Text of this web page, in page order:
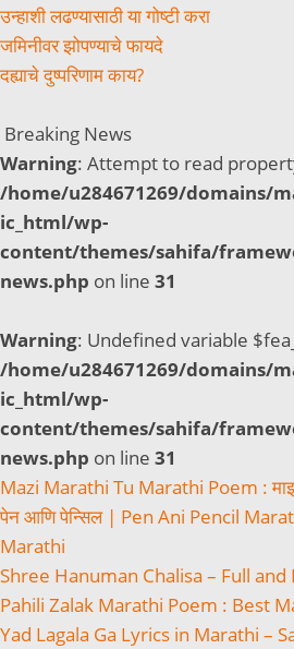
उन्हाशी लढण्यासाठी या गोष्टी करा
जमिनीवर झोपण्याचे फायदे
दह्याचे दुष्परिणाम काय?
Breaking News
Warning: Attempt to read
/home/u284671269/domains/
ic_html/wp-
content/themes/sahifa/
news.php on line 31
Warning: Undefined variable
/home/u284671269/domains/
ic_html/wp-
content/themes/sahifa/
news.php on line 31
Mazi Marathi Tu Marathi Poem :
पेन आणि पेन्सिल | Pen Ani Pencil
Marathi
Shree Hanuman Chalisa – Full and
Pahili Zalak Marathi Poem : Best
Yad Lagala Ga Lyrics in Marathi –